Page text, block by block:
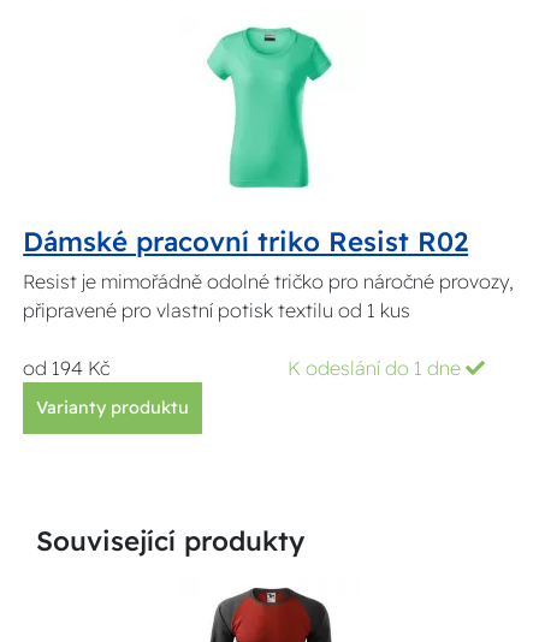
Dámské pracovní triko Resist R02
Resist je mimořádně odolné tričko pro náročné provozy,
připravené pro vlastní potisk textilu od 1 kus
od 194 Kč K odeslání do 1 dne
Varianty produktu
Související produkty